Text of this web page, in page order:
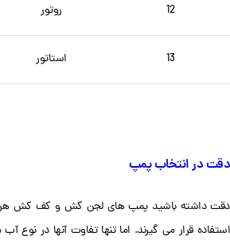
12 روتور
13 استاتور
دقت در انتخاب پمپ
دقت داشته باشید پمپ های لجن کش و کف کش هر
استفاده قرار می گیرند. اما تنها تفاوت آنها در نوع